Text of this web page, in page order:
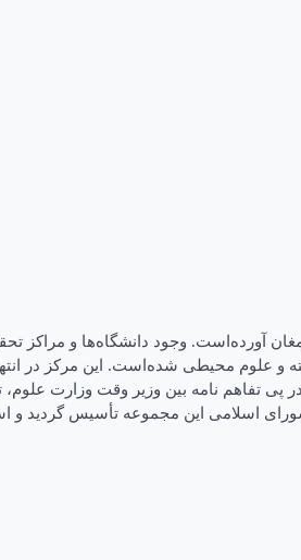
آورده‌است. وجود دانشگاه‌ها و مراکز
و علوم محیطی شده‌است. این مرکز در
این مجموعه در پی تفاهم نامه بین وزیر وقت وزارت
اسلامی این مجموعه تأسیس گردید و